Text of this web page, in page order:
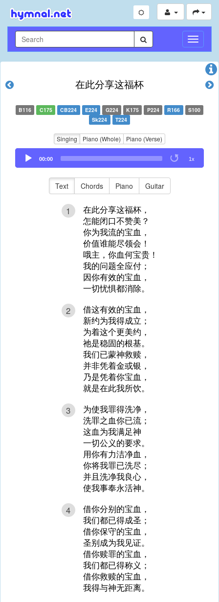
Toggle
在此分享这福杯
B116 C175 CB224 E224 G224 K175 P224 R166
S100
Sk224
T224
Singing Piano (Whole) Piano (Verse)
Audio
Player
00:00 1x
Text Chords Piano Guitar
1
在此分享这福杯，
怎能闭口不赞美？
你为我流的宝血，
价值谁能尽领会！
哦主，你血何宝贵！
我的问题全应付；
因你有效的宝血，
一切忧惧都消除。
2
借这有效的宝血，
新约为我得成立；
为着这个更美约，
祂是稳固的根基。
我们已蒙神救赎，
并非凭着金或银，
乃是凭着你宝血，
就是在此我所饮。
3
为使我罪得洗净，
洗罪之血你已流；
这血为我满足神
一切公义的要求。
用你有力洁净血，
你将我罪已洗尽；
并且洗净我良心，
使我事奉永活神。
4
借你分别的宝血，
我们都已得成圣；
借你保守的宝血，
圣别成为我见证。
借你赎罪的宝血，
我们都已得称义；
借你救赎的宝血，
我得与神无距离。